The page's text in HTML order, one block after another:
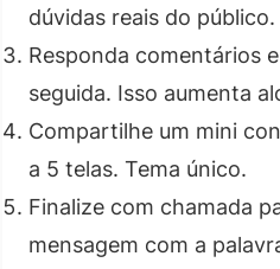
dúvidas reais do público.
Responda comentários
seguida. Isso aumenta
Compartilhe um mini
a 5 telas. Tema único.
Finalize com chamada
mensagem com a